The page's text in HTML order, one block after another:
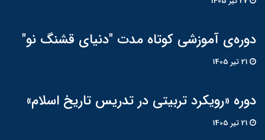
دوره‌ی آموزشی کوتاه مدت "دنیای قشنگ نو"
دوره «رویکرد تربیتی در تدریس تاریخ اسلام»